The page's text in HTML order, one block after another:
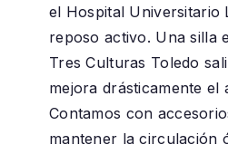
el Hospital Universitario
reposo activo. Una silla
Tres Culturas Toledo
mejora drásticamente
Contamos con
mantener la circulación